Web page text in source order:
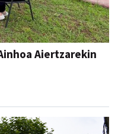
Aiertzarekin